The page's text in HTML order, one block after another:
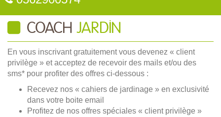
COACH JARDIN
En vous inscrivant gratuitement vous devenez « client
privilège » et acceptez de recevoir des mails et/ou des
sms* pour profiter des offres ci-dessous :
Recevez nos « cahiers de jardinage » en exclusivité
dans votre boite email
Profitez de nos offres spéciales « client privilège »